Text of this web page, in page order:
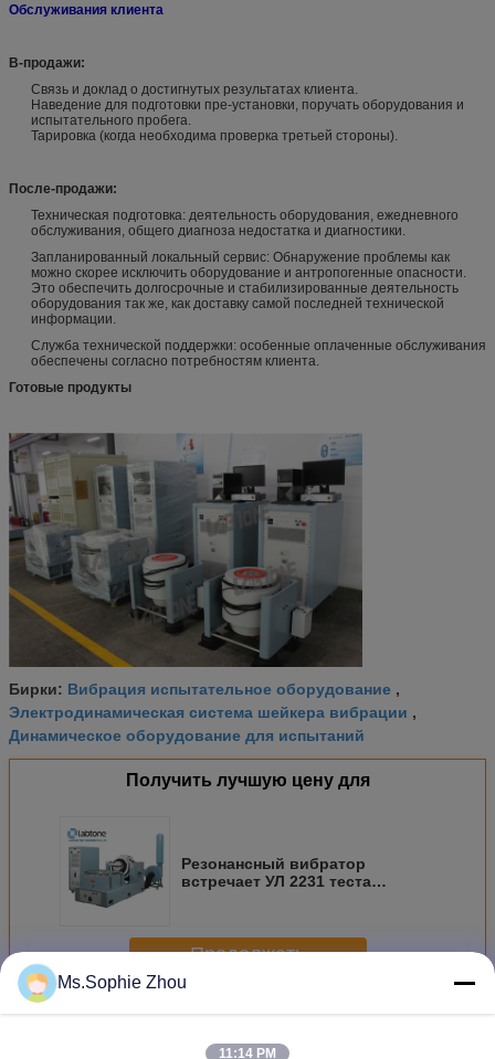
Обслуживания клиента
В-продажи:
Связь и доклад о достигнутых результатах клиента.
Наведение для подготовки пре-установки, поручать оборудования и
испытательного пробега.
Тарировка (когда необходима проверка третьей стороны).
После-продажи:
Техническая подготовка: деятельность оборудования, ежедневного
обслуживания, общего диагноза недостатка и диагностики.
Запланированный локальный сервис: Обнаружение проблемы как
можно скорее исключить оборудование и антропогенные опасности.
Это обеспечить долгосрочные и стабилизированные деятельность
оборудования так же, как доставку самой последней технической
информации.
Служба технической поддержки: особенные оплаченные обслуживания
обеспечены согласно потребностям клиента.
Готовые продукты
Бирки: Вибрация испытательное оборудование ,
Электродинамическая система шейкера вибрации ,
Динамическое оборудование для испытаний
Получить лучшую цену для
Резонансный вибратор
встречает УЛ 2231 теста
Продолжать
БольшеВибростенд электродинамический
Ms.Sophie Zhou
11:14 PM